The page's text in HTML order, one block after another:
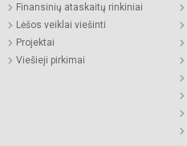
Finansinių ataskaitų rinkiniai
Lėšos veiklai viešinti
Projektai
Viešieji pirkimai